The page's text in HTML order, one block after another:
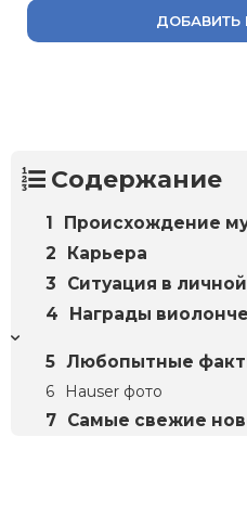
ДОБАВИТЬ
Содержание
Происхождение
Карьера
Ситуация в
Награды
Любопытные
Hauser фото
Самые свежие